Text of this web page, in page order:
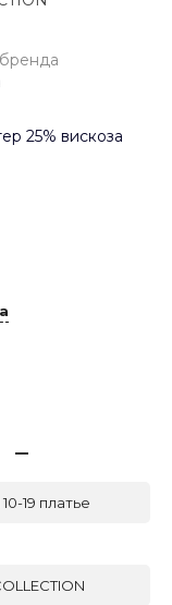
25% вискоза
10-19 платье